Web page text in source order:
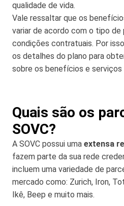
qualidade de vida.
Vale ressaltar que os
variar de acordo com o tipo de
condições contratuais. Por
os detalhes do plano para
sobre os benefícios e serviços
Quais são os
SOVC?
A SOVC possui uma extensa
fazem parte da sua rede
incluem uma variedade de
mercado como: Zurich, Iron,
Ikê, Beep e muito mais.